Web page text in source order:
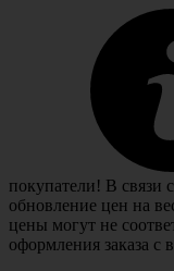
покупатели! В связи
обновление цен на
цены могут не
оформления заказа с